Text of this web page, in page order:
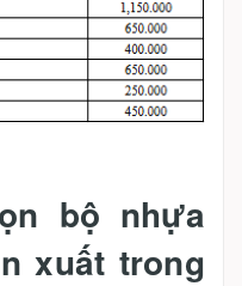
bộ nhựa
xuất trong